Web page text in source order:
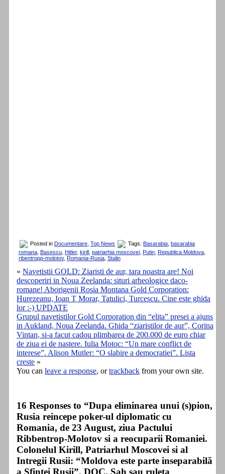
Posted in Documentare Top News Tags: Basarabia basarabia
romana
Basescu Hitler, kirill patriarhia moscovei Putin Republica Moldova
ribentropp-molotov, Romania-Rusia Stalin
« Navetistii GOLD: Ziaristi de aur, tara noastra are! Noi
descoperiri in Noua Zeelanda: situri arheologice daco-
romane! Aborigenii Rosia Montana Gold Corporation:
Hurezeanu, Ioan T Morar, Tatulici, Turcescu. Cine este ghida
lor :-) UPDATE
Grupul navetistilor Gold Corporation din “elita” presei a ajuns
in Aukland, Noua Zeelanda. Ghida “ziaristilor de aur”, Corina
Vintan, si-a facut cadou plimbarea de 200.000 de euro chiar
de ziua ei de nastere. Iulia Motoc: “Un mare conflict de
interese”. Alison Mutler: “O slabire a democratiei”. Lista
creste »
You can leave a response, ortrackback from your own site.
16 Responses to “Dupa eliminarea unui (s)pion,
Rusia reincepe poker-ul diplomatic cu
Romania, de 23 August, ziua Pactului
Ribbentrop-Molotov si a reocuparii Romaniei.
Colonelul Kirill, Patriarhul Moscovei si al
Intregii Rusii: “Moldova este parte inseparabilă
a Sfintei Rusii”. DOC. Sah sau ruleta